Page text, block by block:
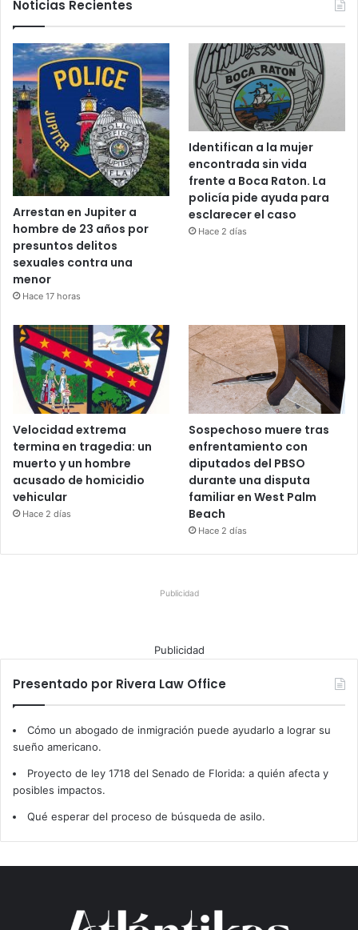
Noticias Recientes
Arrestan en Jupiter a
hombre de 23 años por
presuntos delitos
sexuales contra una
menor
Hace 17 horas
Identifican a la mujer
encontrada sin vida
frente a Boca Raton. La
policía pide ayuda para
esclarecer el caso
Hace 2 días
Velocidad extrema
termina en tragedia: un
muerto y un hombre
acusado de homicidio
vehicular
Hace 2 días
Sospechoso muere tras
enfrentamiento con
diputados del PBSO
durante una disputa
familiar en West Palm
Beach
Hace 2 días
Publicidad
Publicidad
Presentado por Rivera Law Office
Cómo un abogado de inmigración puede ayudarlo a lograr su
sueño americano.
Proyecto de ley 1718 del Senado de Florida: a quién afecta y
posibles impactos.
Qué esperar del proceso de búsqueda de asilo.